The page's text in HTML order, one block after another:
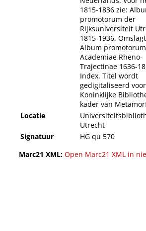
1815-1836 zie:
promotorum der
Rijksuniversiteit
1815-1936.
Album promotorum
Academiae Rheno-
Trajectinae 1636-
Index. Titel wordt
gedigitaliseerd
Koninklijke
kader van
Locatie
Utrecht
Signatuur HG qu 570
Marc21 XML: Open Marc21 XML in